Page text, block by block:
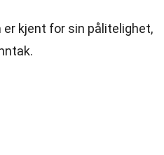
er kjent for sin pålitelighet,